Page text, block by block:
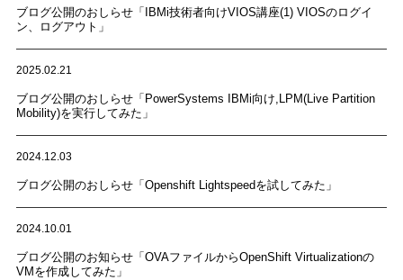
ブログ公開のおしらせ「IBMi技術者向けVIOS講座(1) VIOSのログイ
ン、ログアウト」
2025.02.21
ブログ公開のおしらせ「PowerSystems IBMi向け,LPM(Live Partition
Mobility)を実行してみた」
2024.12.03
ブログ公開のおしらせ「Openshift Lightspeedを試してみた」
2024.10.01
ブログ公開のお知らせ「OVAファイルからOpenShift Virtualizationの
VMを作成してみた」